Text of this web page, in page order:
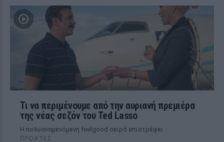
Τι να περιμένουμε από την αυριανή πρεμιέρα
της νέας σεζόν του Ted Lasso
Η πολυαναμενόμενη feelgood σειρά επιστρέφει
ΠΡΟΧΤΈΣ